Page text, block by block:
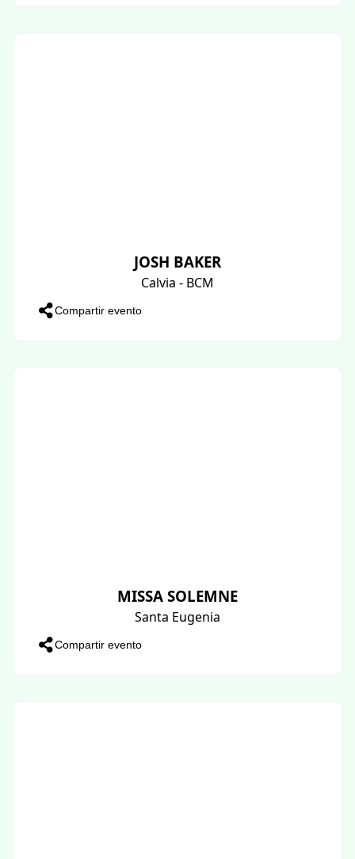
JOSH BAKER
Calvia - BCM
Compartir evento
MISSA SOLEMNE
Santa Eugenia
Compartir evento